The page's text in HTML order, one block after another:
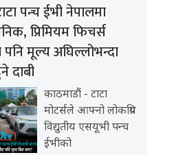
पन्च ईभी नेपालमा
प्रिमियम फिचर्स
पनि मूल्य अघिल्लोभन्दा
दाबी
काठमाडौं - टाटा
मोटर्सले आफ्नो लोकप्रिय
विद्युतीय एसयूभी पन्च
ईभीको